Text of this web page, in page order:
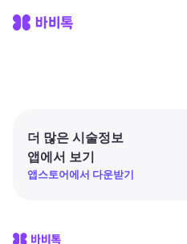
더 많은 시술정보
앱에서 보기
앱스토어에서 다운받기